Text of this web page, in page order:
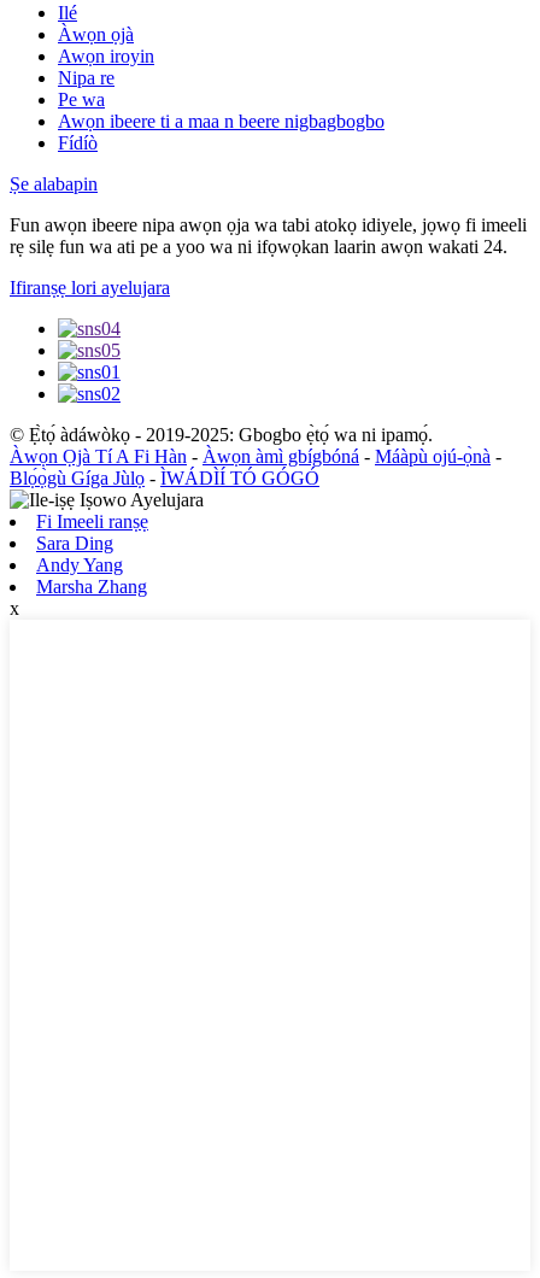
Ilé
Àwọn ọjà
Awọn iroyin
Nipa re
Pe wa
Awọn ibeere ti a maa n beere nigbagbogbo
Fídíò
Ṣe alabapin
Fun awọn ibeere nipa awọn ọja wa tabi atokọ idiyele, jọwọ fi imeeli
rẹ silẹ fun wa ati pe a yoo wa ni ifọwọkan laarin awọn wakati 24.
Ifiranṣẹ lori ayelujara
© Ẹ̀tọ́ àdáwòkọ - 2019-2025: Gbogbo ẹ̀tọ́ wa ni ipamọ́.
Àwọn Ọjà Tí A Fi Hàn - Àwọn àmì gbígbóná - Máàpù ojú-ọ̀nà -
Blọ́ọ̀gù Gíga Jùlọ - ÌWÁDÌÍ TÓ GÓGÓ
Fi Imeeli ranṣẹ
Sara Ding
Andy Yang
Marsha Zhang
x